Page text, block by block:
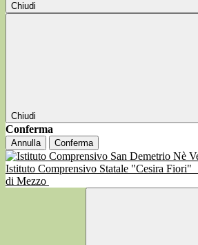
Chiudi
Chiudi
Conferma
Annulla Conferma
Istituto Comprensivo Statale "Cesira Fiori"
di Mezzo